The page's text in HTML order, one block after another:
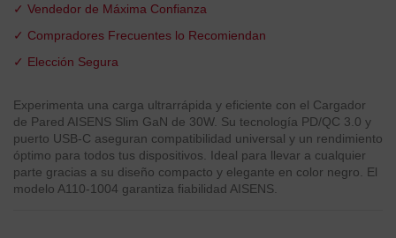
✓ Vendedor de Máxima Confianza
✓ Compradores Frecuentes lo Recomiendan
✓ Elección Segura
Experimenta una carga ultrarrápida y eficiente con el Cargador
de Pared AISENS Slim GaN de 30W. Su tecnología PD/QC 3.0 y
puerto USB-C aseguran compatibilidad universal y un rendimiento
óptimo para todos tus dispositivos. Ideal para llevar a cualquier
parte gracias a su diseño compacto y elegante en color negro. El
modelo A110-1004 garantiza fiabilidad AISENS.